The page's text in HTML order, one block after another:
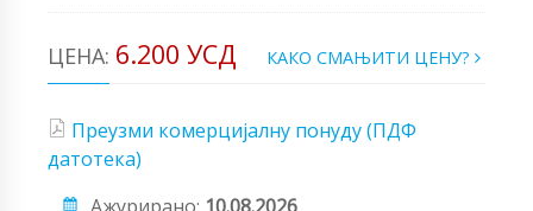
ЦЕНА: 6.200 УСД КАКО СМАЊИТИ ЦЕНУ?
Преузми комерцијалну понуду (ПДФ
датотека)